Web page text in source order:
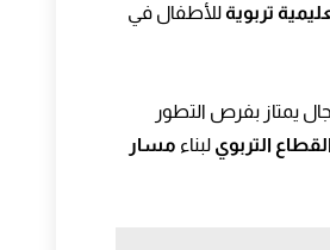
تربويةللأطفال في
يمتاز بفرص التطور
القطاع التربوي لبناء مسار